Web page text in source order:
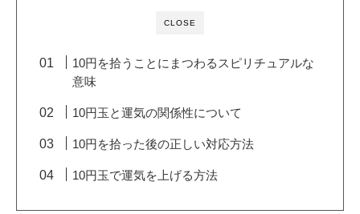
CLOSE
10円を拾うことにまつわるスピリチュアルな
意味
10円玉と運気の関係性について
10円を拾った後の正しい対応方法
10円玉で運気を上げる方法